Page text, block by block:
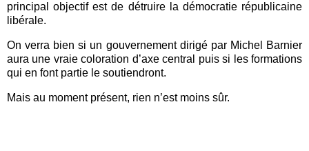
principal objectif est de détruire la démocratie républicaine
libérale.
On verra bien si un gouvernement dirigé par Michel Barnier
aura une vraie coloration d’axe central puis si les formations
qui en font partie le soutiendront.
Mais au moment présent, rien n’est moins sûr.